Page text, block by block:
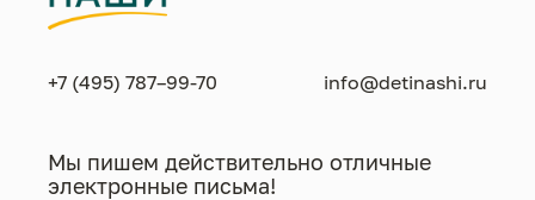
+7 (495) 787–99-70 info@detinashi.ru
Мы пишем действительно отличные
электронные письма!